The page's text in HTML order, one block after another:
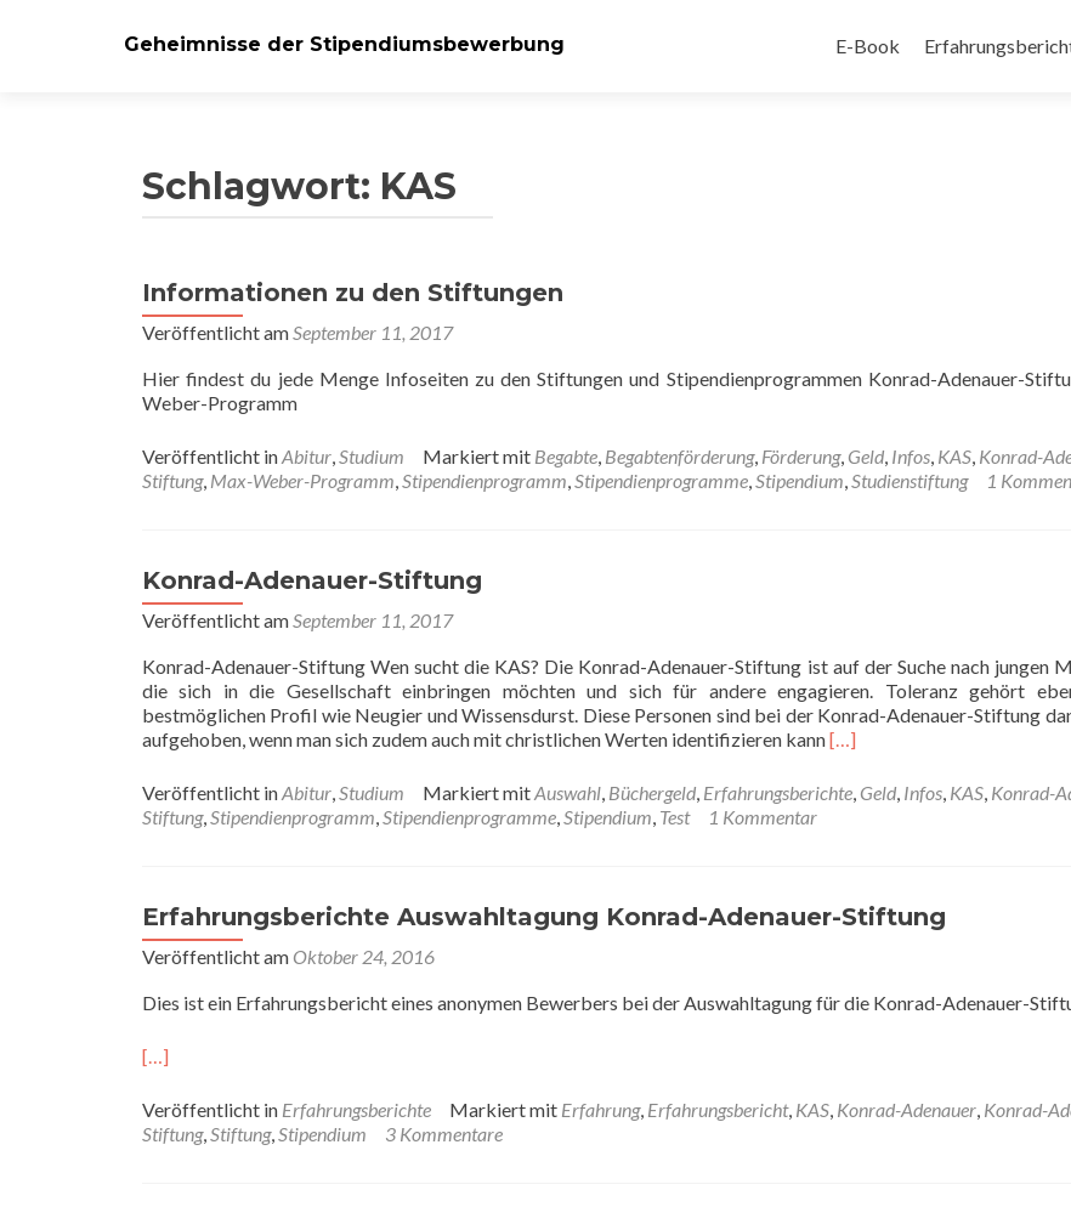
Geheimnisse der Stipendiumsbewerbung
Inhalt
E-Book
Schlagwort: KAS
Informationen zu den Stiftungen
Veröffentlicht amSeptember 11, 2017
Hier findest du jede Menge Infoseiten zu den Stiftungen und Stipendienprogrammen Konrad-Adenauer-
Weber-Programm
Veröffentlicht inAbitur,Studium Markiert mit Begabte, Begabtenförderung, Förderung, Geld, Infos, KAS, Konrad-
Stiftung, Max-Weber-Programm,Stipendienprogramm,Stipendienprogramme,Stipendium,Studienstiftung 1
Konrad-Adenauer-Stiftung
Veröffentlicht amSeptember 11, 2017
Konrad-Adenauer-Stiftung Wen sucht die KAS? Die Konrad-Adenauer-Stiftung ist auf der Suche nach jungen
die sich in die Gesellschaft einbringen möchten und sich für andere engagieren. Toleranz gehört
bestmöglichen Profil wie Neugier und Wissensdurst. Diese Personen sind bei der Konrad-Adenauer-Stiftung
aufgehoben, wenn man sich zudem auch mit christlichen Werten identifizieren kannRead
about
Konrad-
[…]
Veröffentlicht inAbitur,Studium Markiert mitAuswahl, Büchergeld, Erfahrungsberichte, Geld, Infos, KAS, Konrad-
Stiftung,Stipendienprogramm,Stipendienprogramme,Stipendium, Test 1 Kommentar
Erfahrungsberichte Auswahltagung Konrad-Adenauer-Stiftung
Veröffentlicht am Oktober 24, 2016
Dies ist ein Erfahrungsbericht eines anonymen Bewerbers bei der Auswahltagung für die Konrad-Adenauer-
[…]
Veröffentlicht in Erfahrungsberichte Markiert mit Erfahrung, Erfahrungsbericht, KAS, Konrad-Adenauer, Konrad-
Stiftung,Stiftung,Stipendium 3 Kommentare